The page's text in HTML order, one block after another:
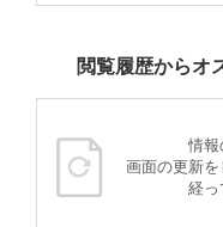
閲覧履歴からオ
情報
画面の更新を
経っ